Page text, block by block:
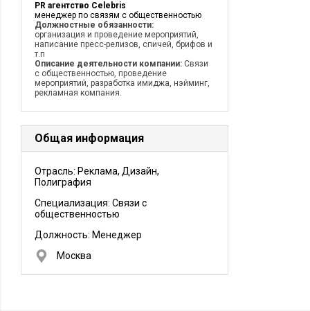
PR агентство Celebris
менеджер по связям с общественностью
Должностные обязанности:
организация и проведение мероприятий,
написание пресс-релизов, спичей, брифов и
т.п
Описание деятельности компании: Связи
с общественностью, проведение
мероприятий, разработка имиджа, нэйминг,
рекламная компания.
Общая информация
Отрасль: Реклама, Дизайн,
Полиграфия
Специализация: Связи с
общественностью
Должность: Менеджер
Москва